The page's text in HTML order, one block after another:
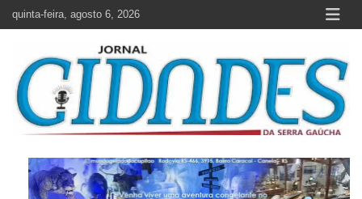
quinta-feira, agosto 6, 2026
Jornal Cidades da Serra Gaúcha